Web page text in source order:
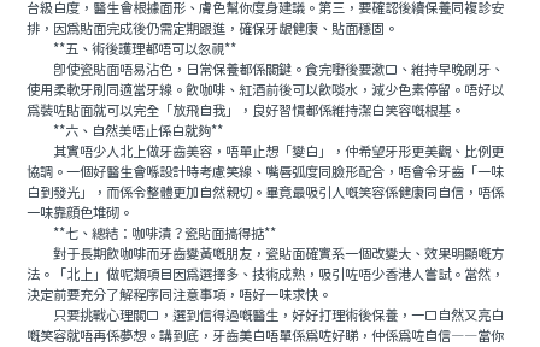
台級白度，醫生會根據面形、膚色幫你度身建議。第三，要確認後續保養同複診安
排，因爲貼面完成後仍需定期跟進，確保牙龈健康、貼面穩固。
**五、術後護理都唔可以忽視**
即使瓷貼面唔易沾色，日常保養都係關鍵。食完嘢後要漱口、維持早晚刷牙、
使用柔軟牙刷同適當牙線。飲咖啡、紅酒前後可以飲啖水，減少色素停留。唔好以
爲裝咗貼面就可以完全「放飛自我」，良好習慣都係維持潔白笑容嘅根基。
**六、自然美唔止係白就夠**
其實唔少人北上做牙齒美容，唔單止想「變白」，仲希望牙形更美觀、比例更
協調。一個好醫生會喺設計時考慮笑線、嘴唇弧度同臉形配合，唔會令牙齒「一味
白到發光」，而係令整體更加自然親切。畢竟最吸引人嘅笑容係健康同自信，唔係
一味靠顔色堆砌。
**七、總結：咖啡漬？瓷貼面搞得掂**
對于長期飲咖啡而牙齒變黃嘅朋友，瓷貼面確實系一個改變大、效果明顯嘅方
法。「北上」做呢類項目因爲選擇多、技術成熟，吸引咗唔少香港人嘗試。當然，
決定前要充分了解程序同注意事項，唔好一味求快。
只要挑戰心理關口，選到信得過嘅醫生，好好打理術後保養，一口自然又亮白
嘅笑容就唔再係夢想。講到底，牙齒美白唔單係爲咗好睇，仲係爲咗自信——當你